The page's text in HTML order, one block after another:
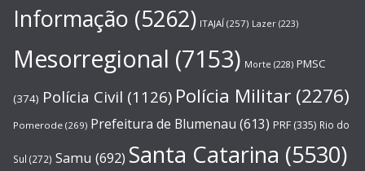
Informação (5262) ITAJAÍ (257) Lazer (223)
Mesorregional (7153) Morte (228) PMSC
(374) Polícia Civil (1126) Polícia Militar (2276)
Pomerode (269) Prefeitura de Blumenau (613) PRF (335) Rio do
Sul (272) Samu (692) Santa Catarina (5530)